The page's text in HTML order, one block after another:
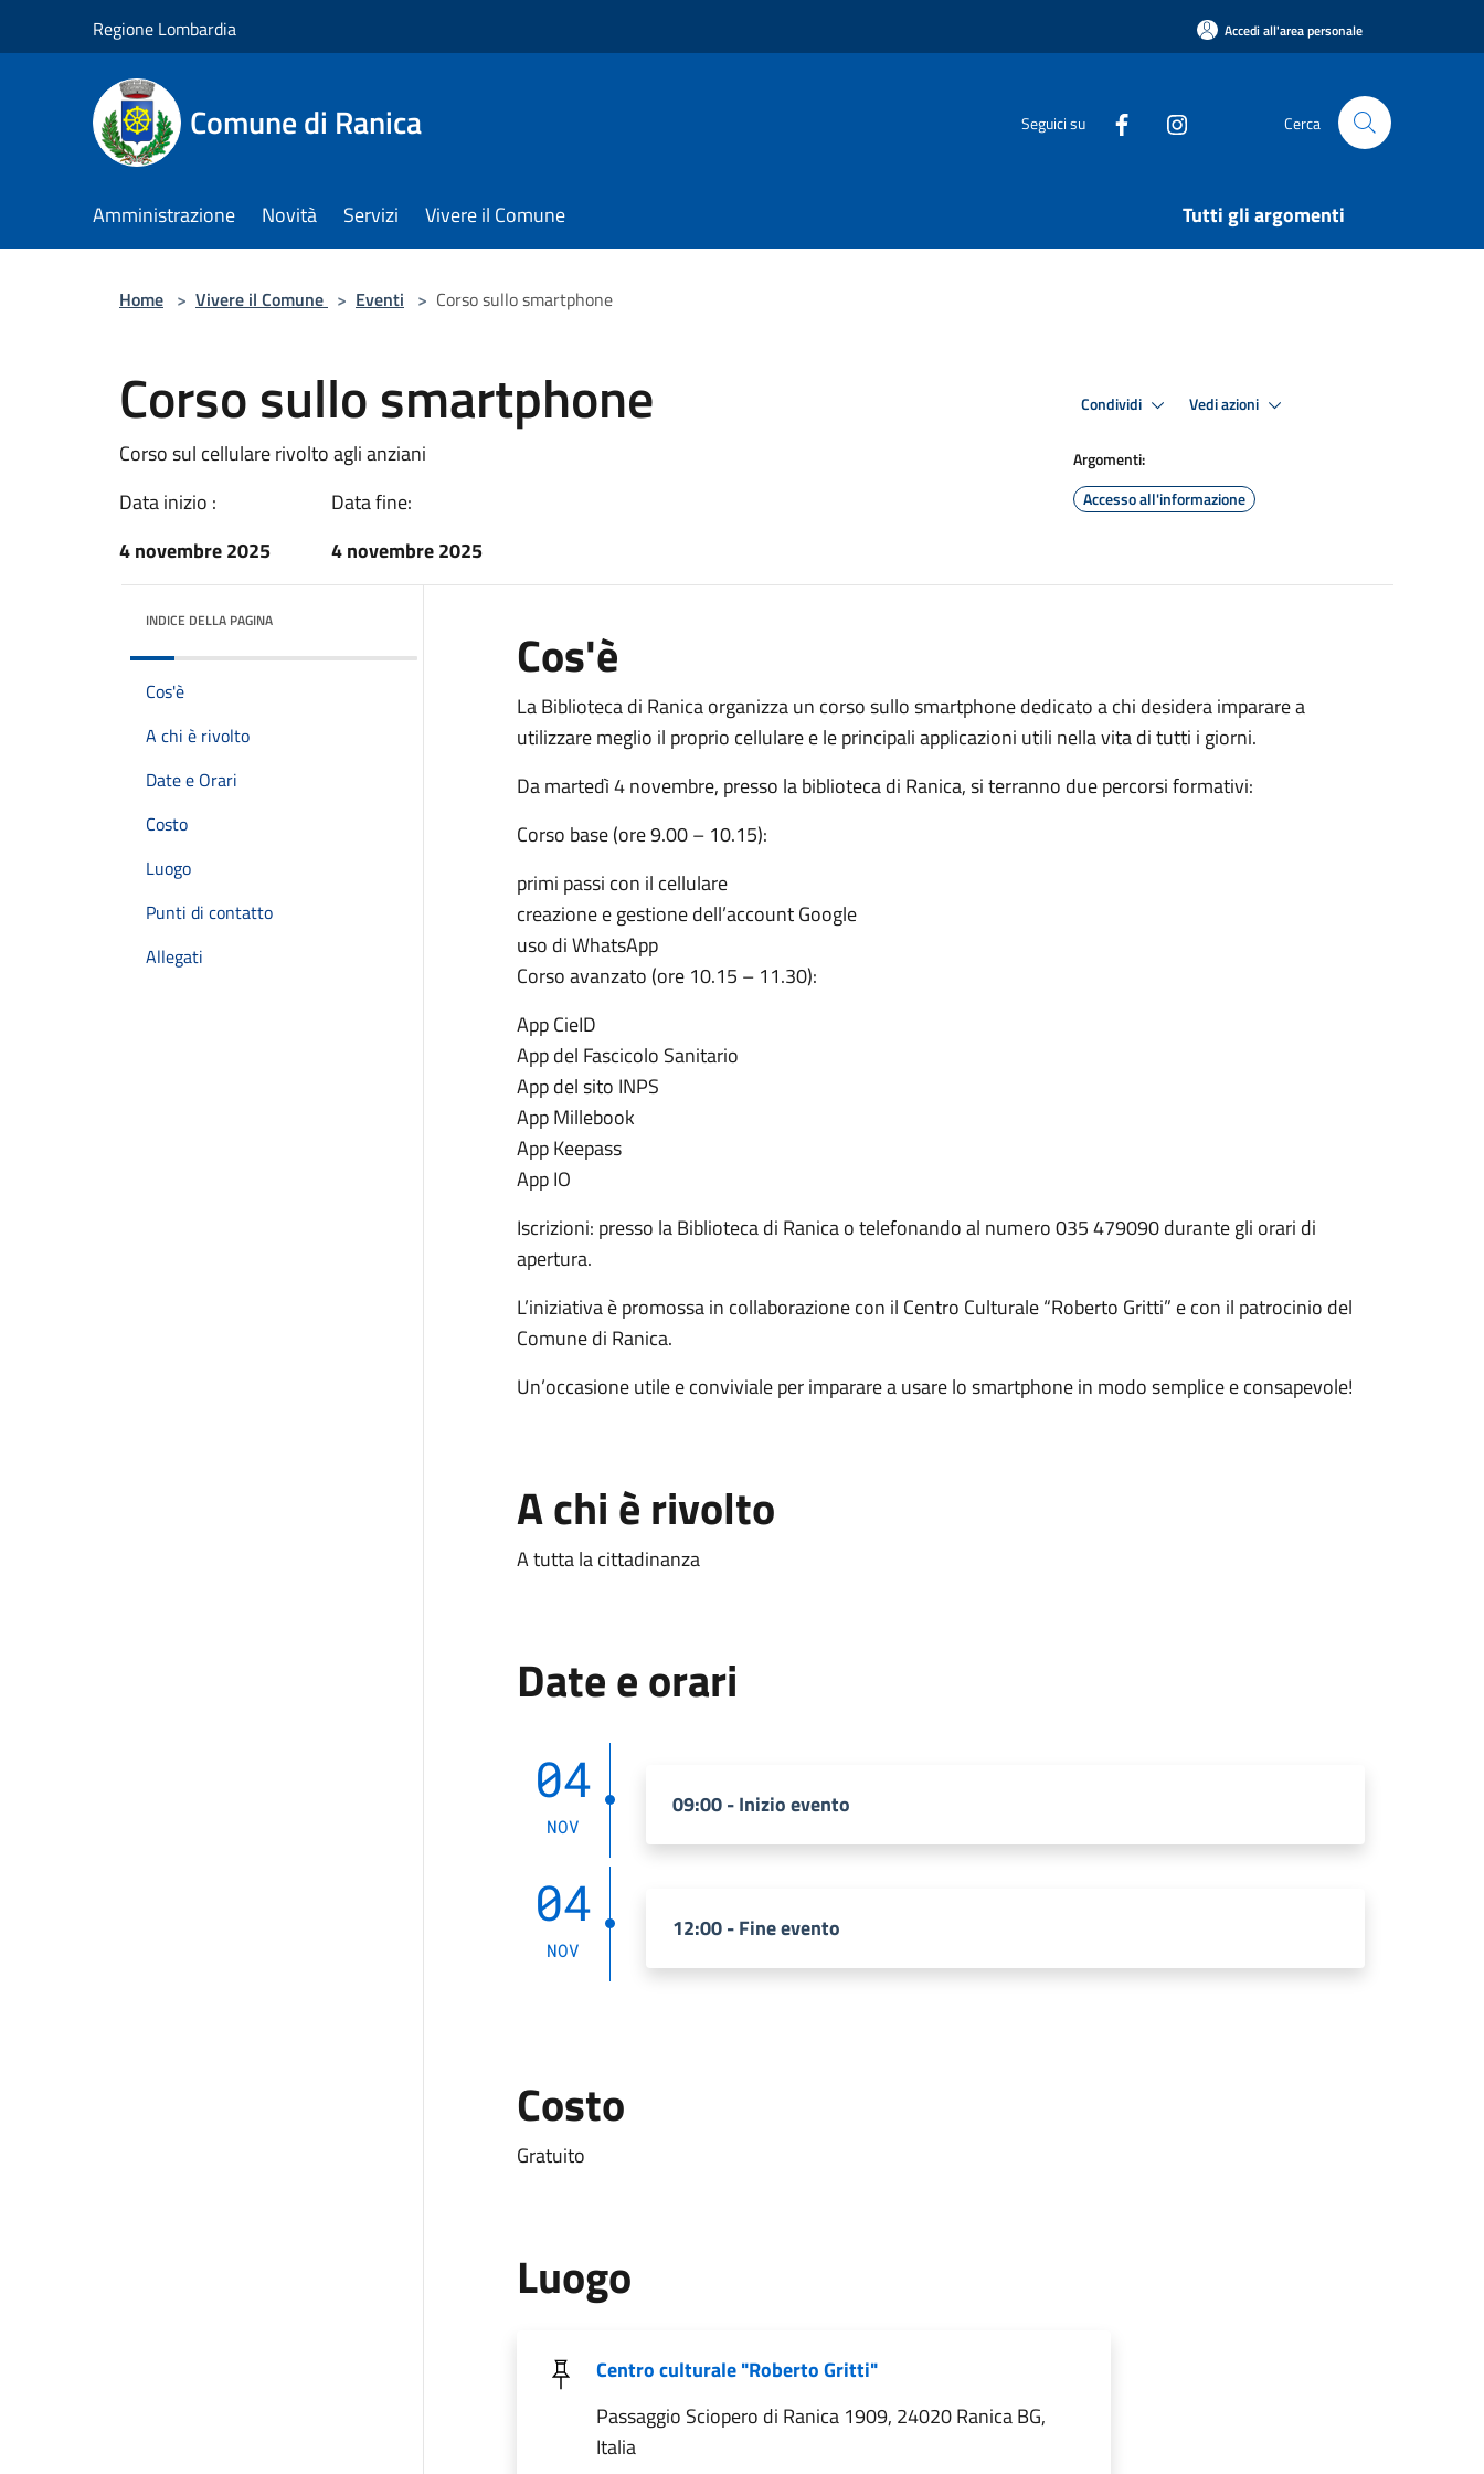
Regione Lombardia Accedi all'area personale
Comune di Ranica Seguici su Cerca
Amministrazione Novità Servizi Vivere il Comune Tutti gli argomenti
Home > Vivere il Comune > Eventi > Corso sullo smartphone
Corso sullo smartphone
Corso sul cellulare rivolto agli anziani
Data inizio :
4 novembre 2025
Data fine:
4 novembre 2025
Condividi Vedi azioni
Argomenti:
Accesso all'informazione
INDICE DELLA PAGINA
Cos'è
A chi è rivolto
Date e Orari
Costo
Luogo
Punti di contatto
Allegati
Cos'è
La Biblioteca di Ranica organizza un corso sullo smartphone dedicato a chi desidera imparare a
utilizzare meglio il proprio cellulare e le principali applicazioni utili nella vita di tutti i giorni.
Da martedì 4 novembre, presso la biblioteca di Ranica, si terranno due percorsi formativi:
Corso base (ore 9.00 – 10.15):
primi passi con il cellulare
creazione e gestione dell’account Google
uso di WhatsApp
Corso avanzato (ore 10.15 – 11.30):
App CieID
App del Fascicolo Sanitario
App del sito INPS
App Millebook
App Keepass
App IO
Iscrizioni: presso la Biblioteca di Ranica o telefonando al numero 035 479090 durante gli orari di
apertura.
L’iniziativa è promossa in collaborazione con il Centro Culturale “Roberto Gritti” e con il patrocinio del
Comune di Ranica.
Un’occasione utile e conviviale per imparare a usare lo smartphone in modo semplice e consapevole!
A chi è rivolto
A tutta la cittadinanza
Date e orari
04
NOV
09:00 - Inizio evento
04
NOV
12:00 - Fine evento
Costo
Gratuito
Luogo
Centro culturale "Roberto Gritti"
Passaggio Sciopero di Ranica 1909, 24020 Ranica BG,
Italia